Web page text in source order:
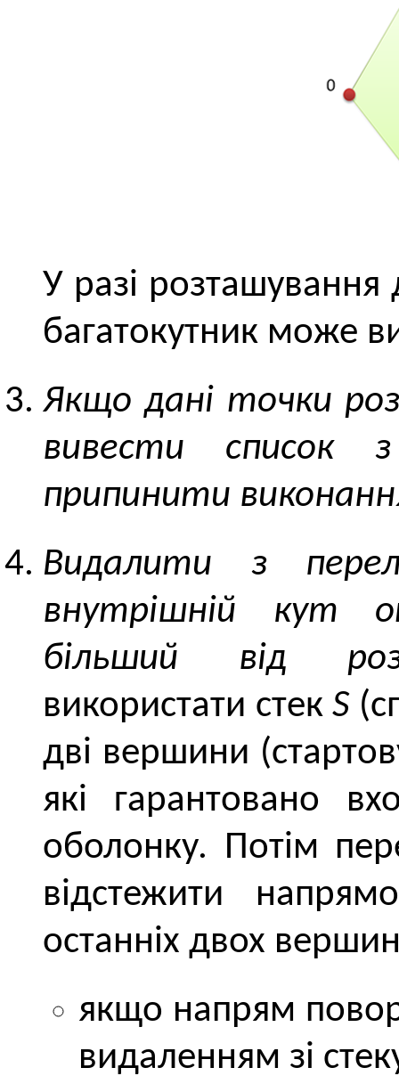
У разі
багатокутник може
Якщо дані точки
вивести список
припинити
Видалити з
внутрішній кут
більший від
використати стекS
дві вершини
які гарантовано
оболонку. Потім
відстежити
останніх двох
якщо напрям
видаленням зі